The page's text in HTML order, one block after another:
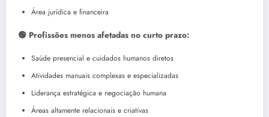
Área jurídica e financeira
🟢 Profissões menos afetadas no curto prazo:
Saúde presencial e cuidados humanos diretos
Atividades manuais complexas e especializadas
Liderança estratégica e negociação humana
Áreas altamente relacionais e criativas